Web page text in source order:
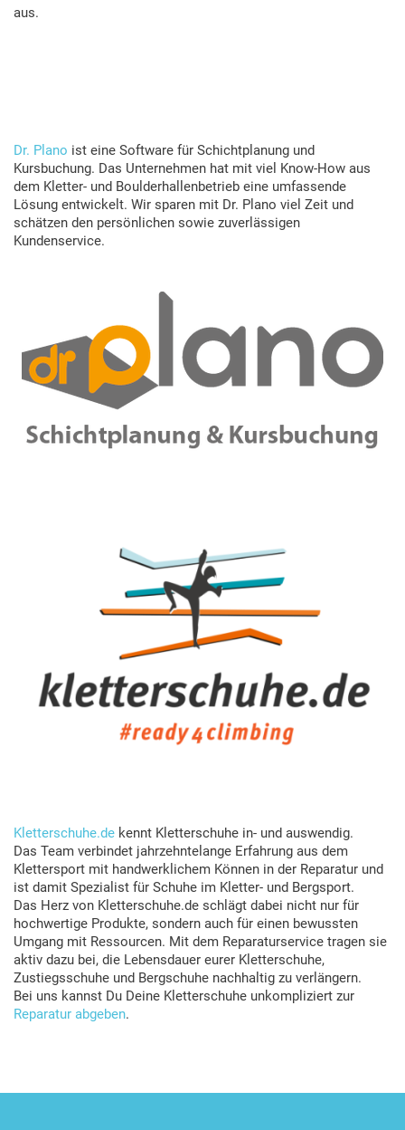
aus.
Dr. Plano ist eine Software für Schichtplanung und
Kursbuchung. Das Unternehmen hat mit viel Know-How aus
dem Kletter- und Boulderhallenbetrieb eine umfassende
Lösung entwickelt. Wir sparen mit Dr. Plano viel Zeit und
schätzen den persönlichen sowie zuverlässigen
Kundenservice.
Kletterschuhe.de kennt Kletterschuhe in- und auswendig.
Das Team verbindet jahrzehntelange Erfahrung aus dem
Klettersport mit handwerklichem Können in der Reparatur und
ist damit Spezialist für Schuhe im Kletter- und Bergsport.
Das Herz von Kletterschuhe.de schlägt dabei nicht nur für
hochwertige Produkte, sondern auch für einen bewussten
Umgang mit Ressourcen. Mit dem Reparaturservice tragen sie
aktiv dazu bei, die Lebensdauer eurer Kletterschuhe,
Zustiegsschuhe und Bergschuhe nachhaltig zu verlängern.
Bei uns kannst Du Deine Kletterschuhe unkompliziert zur
Reparatur abgeben.